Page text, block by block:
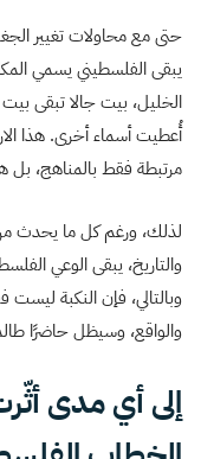
حتى مع محاولات تغيير
يبقى الفلسطيني يسمي
الخليل، بيت جالا تبقى بيت
أُعطيت أسماء أخرى. هذا
مرتبطة فقط بالمناهج، بل
لذلك، ورغم كل ما يحدث من
والتاريخ، يبقى الوعي
وبالتالي، فإن النكبة
والواقع، وسيظل حاضرًا
إلى أي مدى